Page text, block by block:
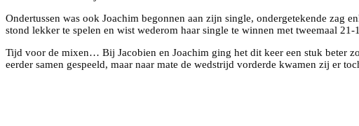
Ondertussen was ook Joachim begonnen aan zijn single, ondergetekende zag
stond lekker te spelen en wist wederom haar single te winnen met tweemaal
Tijd voor de mixen… Bij Jacobien en Joachim ging het dit keer een stuk beter
eerder samen gespeeld, maar naar mate de wedstrijd vorderde kwamen zij er